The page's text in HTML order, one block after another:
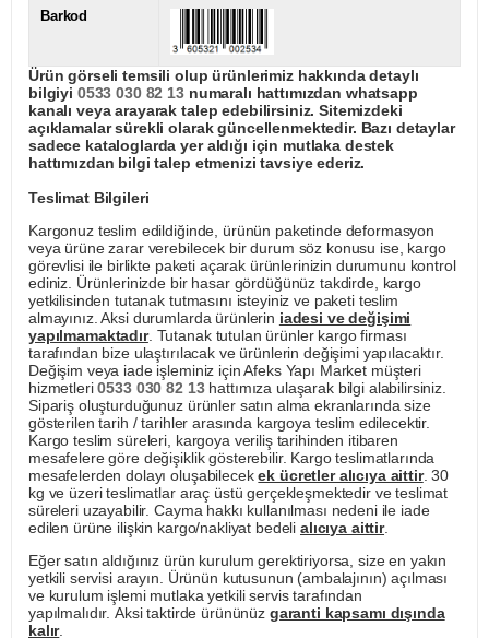
Barkod
Ürün görseli temsili olup ürünlerimiz hakkında detaylı
bilgiyi 0533 030 82 13numaralı hattımızdan whatsapp
kanalı veya arayarak talep edebilirsiniz. Sitemizdeki
açıklamalar sürekli olarak güncellenmektedir. Bazı detaylar
sadece kataloglarda yer aldığı için mutlaka destek
hattımızdan bilgi talep etmenizi tavsiye ederiz.
Teslimat Bilgileri
Kargonuz teslim edildiğinde, ürünün paketinde deformasyon
veya ürüne zarar verebilecek bir durum söz konusu ise, kargo
görevlisi ile birlikte paketi açarak ürünlerinizin durumunu kontrol
ediniz. Ürünlerinizde bir hasar gördüğünüz takdirde, kargo
yetkilisinden tutanak tutmasını isteyiniz ve paketi teslim
almayınız. Aksi durumlarda ürünlerin iadesi ve değişimi
yapılmamaktadır. Tutanak tutulan ürünler kargo firması
tarafından bize ulaştırılacak ve ürünlerin değişimi yapılacaktır.
Değişim veya iade işleminiz için Afeks Yapı Market müşteri
hizmetleri0533 030 82 13hattımıza ulaşarak bilgi alabilirsiniz.
Sipariş oluşturduğunuz ürünler satın alma ekranlarında size
gösterilen tarih / tarihler arasında kargoya teslim edilecektir.
Kargo teslim süreleri, kargoya veriliş tarihinden itibaren
mesafelere göre değişiklik gösterebilir. Kargo teslimatlarında
mesafelerden dolayı oluşabilecekek ücretler alıcıya aittir. 30
kg ve üzeri teslimatlar araç üstü gerçekleşmektedir ve teslimat
süreleri uzayabilir. Cayma hakkı kullanılması nedeni ile iade
edilen ürüne ilişkin kargo/nakliyat bedeli alıcıya aittir.
Eğer satın aldığınız ürün kurulum gerektiriyorsa, size en yakın
yetkili servisi arayın. Ürünün kutusunun (ambalajının) açılması
ve kurulum işlemi mutlaka yetkili servis tarafından
yapılmalıdır. Aksi taktirde ürününüz garanti kapsamı dışında
kalır.